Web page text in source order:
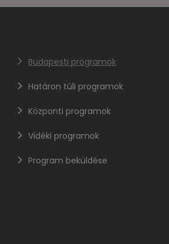
Budapesti programok
Határon túli programok
Központi programok
Vidéki programok
Program beküldése